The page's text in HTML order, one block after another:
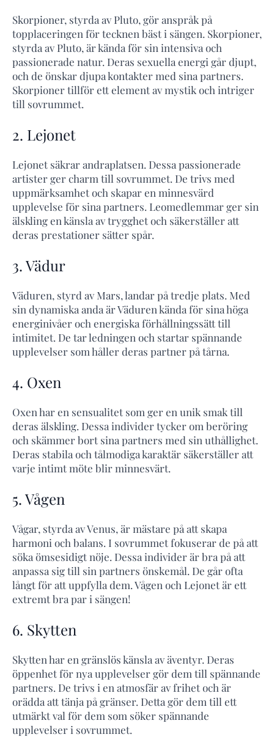
Skorpioner, styrda av Pluto, gör anspråk på
topplaceringen för tecknen bäst i sängen. Skorpioner,
styrda av Pluto, är kända för sin intensiva och
passionerade natur. Deras sexuella energi går djupt,
och de önskar djupa kontakter med sina partners.
Skorpioner tillför ett element av mystik och intriger
till sovrummet.
2. Lejonet
Lejonet säkrar andraplatsen. Dessa passionerade
artister ger charm till sovrummet. De trivs med
uppmärksamhet och skapar en minnesvärd
upplevelse för sina partners. Leomedlemmar ger sin
älskling en känsla av trygghet och säkerställer att
deras prestationer sätter spår.
3. Vädur
Väduren, styrd av Mars, landar på tredje plats. Med
sin dynamiska anda är Väduren kända för sina höga
energinivåer och energiska förhållningssätt till
intimitet. De tar ledningen och startar spännande
upplevelser som håller deras partner på tårna.
4. Oxen
Oxen har en sensualitet som ger en unik smak till
deras älskling. Dessa individer tycker om beröring
och skämmer bort sina partners med sin uthållighet.
Deras stabila och tålmodiga karaktär säkerställer att
varje intimt möte blir minnesvärt.
5. Vågen
Vågar, styrda av Venus, är mästare på att skapa
harmoni och balans. I sovrummet fokuserar de på att
söka ömsesidigt nöje. Dessa individer är bra på att
anpassa sig till sin partners önskemål. De går ofta
långt för att uppfylla dem. Vågen och Lejonet är ett
extremt bra par i sängen!
6. Skytten
Skytten har en gränslös känsla av äventyr. Deras
öppenhet för nya upplevelser gör dem till spännande
partners. De trivs i en atmosfär av frihet och är
orädda att tänja på gränser. Detta gör dem till ett
utmärkt val för dem som söker spännande
upplevelser i sovrummet.